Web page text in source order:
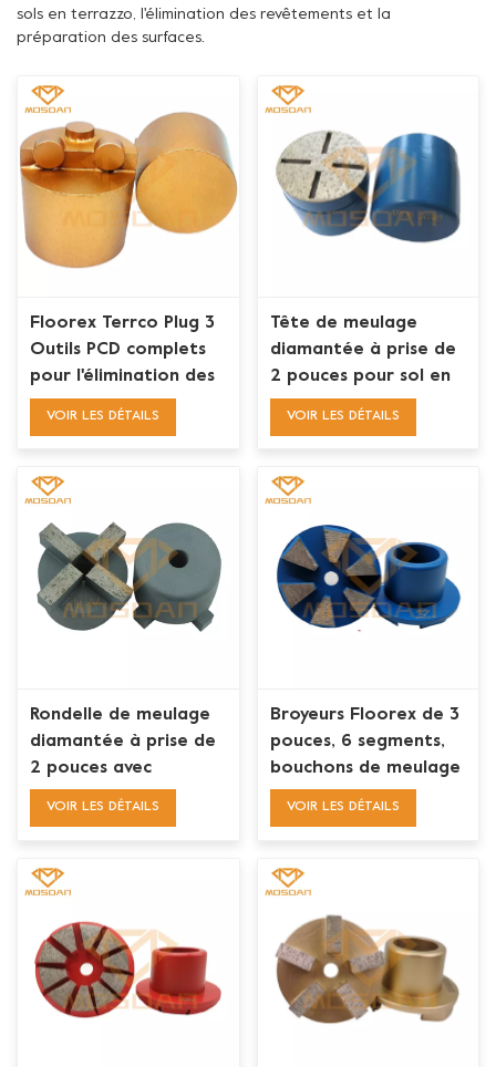
sols en terrazzo, l'élimination des revêtements et la
préparation des surfaces.
Floorex Terrco Plug 3
Outils PCD complets
pour l'élimination des
revêtements adhésifs
VOIR LES DÉTAILS
Tête de meulage
diamantée à prise de
2 pouces pour sol en
béton
VOIR LES DÉTAILS
Rondelle de meulage
diamantée à prise de
2 pouces avec
segment X
VOIR LES DÉTAILS
Broyeurs Floorex de 3
pouces, 6 segments,
bouchons de meulage
diamantés, rondelles
VOIR LES DÉTAILS